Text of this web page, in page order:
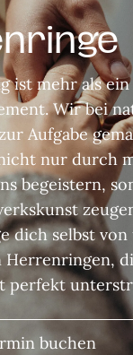
ist mehr als
Wir bei
Aufgabe
nur durch
begeistern,
dich selbst von
perfekt
buchen